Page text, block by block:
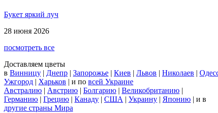
Букет яркий луч
28 июня 2026
посмотреть все
Доставляем цветы
в Винницу | Днепр | Запорожье | Киев | Львов | Николаев |
Ужгород | Харьков | и по всей Украине
Австралию | Австрию | Болгарию | Великобританию |
Германию | Грецию | Канаду | США | Украину | Японию | и в
другие страны Мира